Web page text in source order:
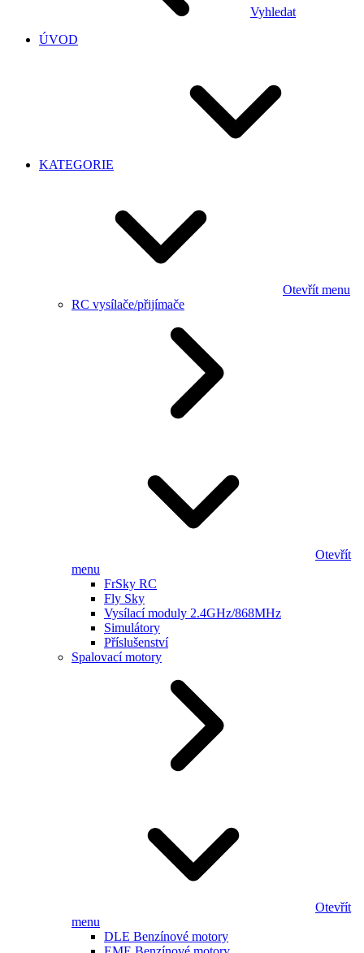
Vyhledat
ÚVOD
KATEGORIE
Otevřít menu
RC vysílače/přijímače
Otevřít
menu
FrSky RC
Fly Sky
Vysílací moduly 2.4GHz/868MHz
Simulátory
Příslušenství
Spalovací motory
Otevřít
menu
DLE Benzínové motory